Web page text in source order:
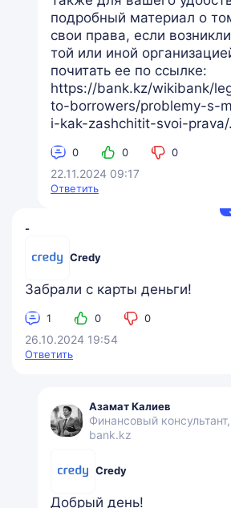
подробный материал о
свои права, если
той или иной
почитать ее по ссылке:
https://bank.kz/wikibank/
to-borrowers/problemy-s-
i-kak-zashchitit-svoi-prava/.
0 0 0
22.11.2024 09:17
Ответить
-
Credy
Забрали с карты деньги!
1 0 0
26.10.2024 19:54
Ответить
Азамат Калиев
Финансовый
bank.kz
Credy
Добрый день!